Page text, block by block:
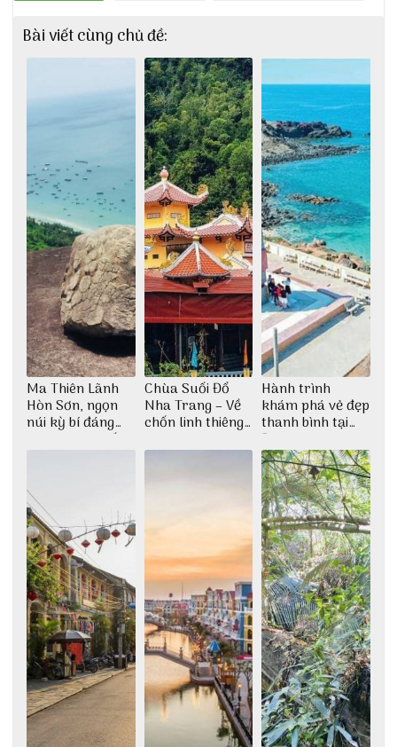
Bài viết cùng chủ đề:
Ma Thiên Lãnh
Hòn Sơn, ngọn
núi kỳ bí đáng
khám phá nhất
Chùa Suối Đổ
Nha Trang – Về
chốn linh thiêng
thiền định
Hành trình
khám phá vẻ đẹp
thanh bình tại
Đảo Phú Quý